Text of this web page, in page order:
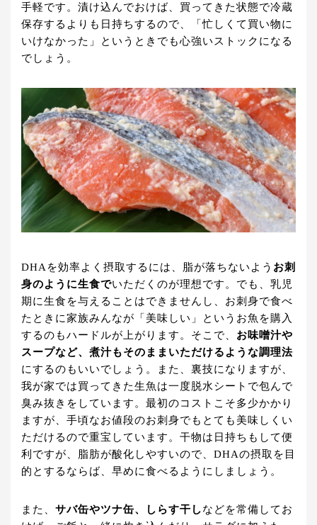
手軽です。漬け込んでおけば、買ってきた状態で冷蔵
保存するよりも日持ちするので、「忙しくて買い物に
いけなかった」というときでも心強いストックになる
でしょう。
DHAを効率よく摂取するには、脂が落ちないよう お刺
身のように生食でいただくのが理想です。でも、乳児
期に生食を与えることはできませんし、お刺身で食べ
たときに家族みんなが「美味しい」というお魚を購入
するのもハードルが上がります。そこで、 お味噌汁や
スープなど、煮汁もそのままいただけるような調理法
にするのもいいでしょう。また、裏技になりますが、
我が家では買ってきた生魚は一度脱水シートで包んで
臭み抜きをしています。最初のコストこそ多少かかり
ますが、手頃なお値段のお刺身でもとても美味しくい
ただけるので重宝しています。干物は日持ちもして便
利ですが、脂肪が酸化しやすいので、DHAの摂取を目
的とするならば、早めに食べるようにしましょう。
また、 サバ缶やツナ缶、しらす干しなどを常備してお